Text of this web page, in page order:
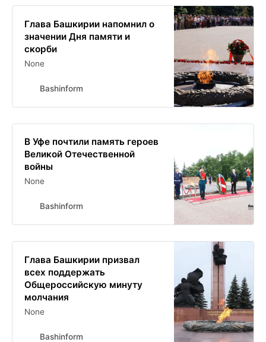
Глава Башкирии напомнил о
значении Дня памяти и
скорби
None
Bashinform
В Уфе почтили память героев
Великой Отечественной
войны
None
Bashinform
Глава Башкирии призвал
всех поддержать
Общероссийскую минуту
молчания
None
Bashinform